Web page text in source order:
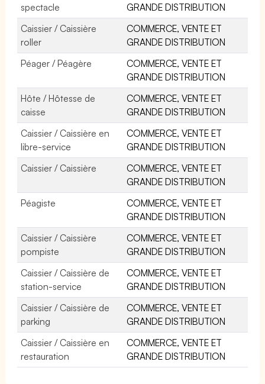
spectacle
GRANDE DISTRIBUTION
Caissier / Caissière
roller
COMMERCE, VENTE ET
GRANDE DISTRIBUTION
Péager / Péagère
COMMERCE, VENTE ET
GRANDE DISTRIBUTION
Hôte / Hôtesse de
caisse
COMMERCE, VENTE ET
GRANDE DISTRIBUTION
Caissier / Caissière en
libre-service
COMMERCE, VENTE ET
GRANDE DISTRIBUTION
Caissier / Caissière
COMMERCE, VENTE ET
GRANDE DISTRIBUTION
Péagiste
COMMERCE, VENTE ET
GRANDE DISTRIBUTION
Caissier / Caissière
pompiste
COMMERCE, VENTE ET
GRANDE DISTRIBUTION
Caissier / Caissière de
station-service
COMMERCE, VENTE ET
GRANDE DISTRIBUTION
Caissier / Caissière de
parking
COMMERCE, VENTE ET
GRANDE DISTRIBUTION
Caissier / Caissière en
restauration
COMMERCE, VENTE ET
GRANDE DISTRIBUTION